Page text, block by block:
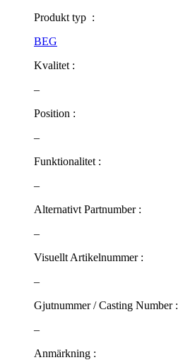
Produkt typ :
BEG
Kvalitet :
–
Position :
–
Funktionalitet :
–
Alternativt Partnumber :
–
Visuellt Artikelnummer :
–
Gjutnummer / Casting Number :
–
Anmärkning :